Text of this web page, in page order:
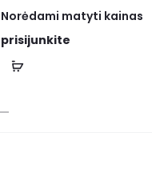
Norėdami matyti kainas
prisijunkite